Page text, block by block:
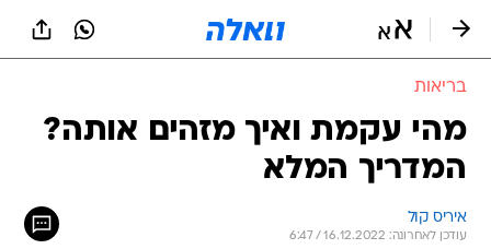
בריאות
מהי עקמת ואיך מזהים אותה?
המדריך המלא
איריס קול
עודכן לאחרונה: 16.12.2022 / 6:47